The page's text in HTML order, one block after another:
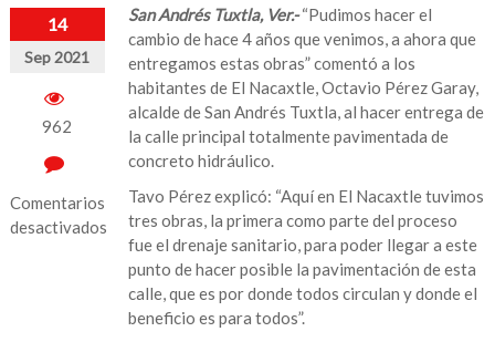
14
Sep 2021
962
Comentarios
desactivados
San Andrés Tuxtla, Ver.-“Pudimos hacer el
cambio de hace 4 años que venimos, a ahora que
entregamos estas obras” comentó a los
habitantes de El Nacaxtle, Octavio Pérez Garay,
alcalde de San Andrés Tuxtla, al hacer entrega de
la calle principal totalmente pavimentada de
concreto hidráulico.
Tavo Pérez explicó: “Aquí en El Nacaxtle tuvimos
tres obras, la primera como parte del proceso
fue el drenaje sanitario, para poder llegar a este
punto de hacer posible la pavimentación de esta
calle, que es por donde todos circulan y donde el
beneficio es para todos”.